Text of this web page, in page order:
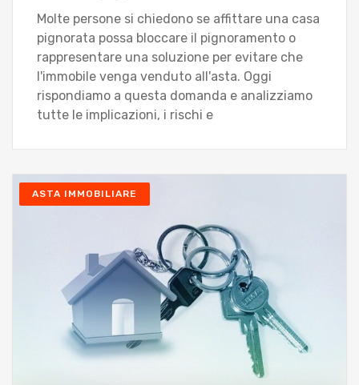
Molte persone si chiedono se affittare una casa
pignorata possa bloccare il pignoramento o
rappresentare una soluzione per evitare che
l'immobile venga venduto all'asta. Oggi
rispondiamo a questa domanda e analizziamo
tutte le implicazioni, i rischi e
ASTA IMMOBILIARE